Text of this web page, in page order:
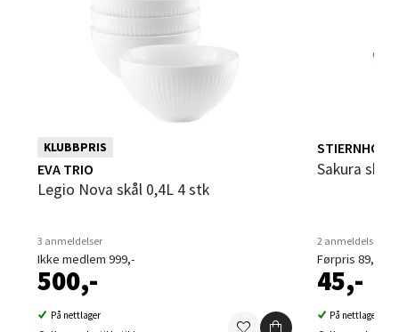
KLUBBPRIS
EVA TRIO
Legio Nova skål 0,4L 4 stk
3 anmeldelser
Ikke medlem 999,-
500,-
På nettlager
STIERNHOLM
Sakura
2 anmeldelser
Førpris 89,-
45,-
På nettlager
Åpent i dag 10-21
0 i butikk
Lørenskog - Thon Senter Triaden
Åpent i dag 10-21
0 i butikk
Velg